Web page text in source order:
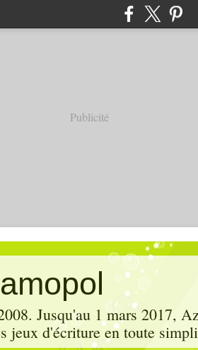
Publicité
Jusqu'au 1 mars 2017,
jeux d'écriture en toute